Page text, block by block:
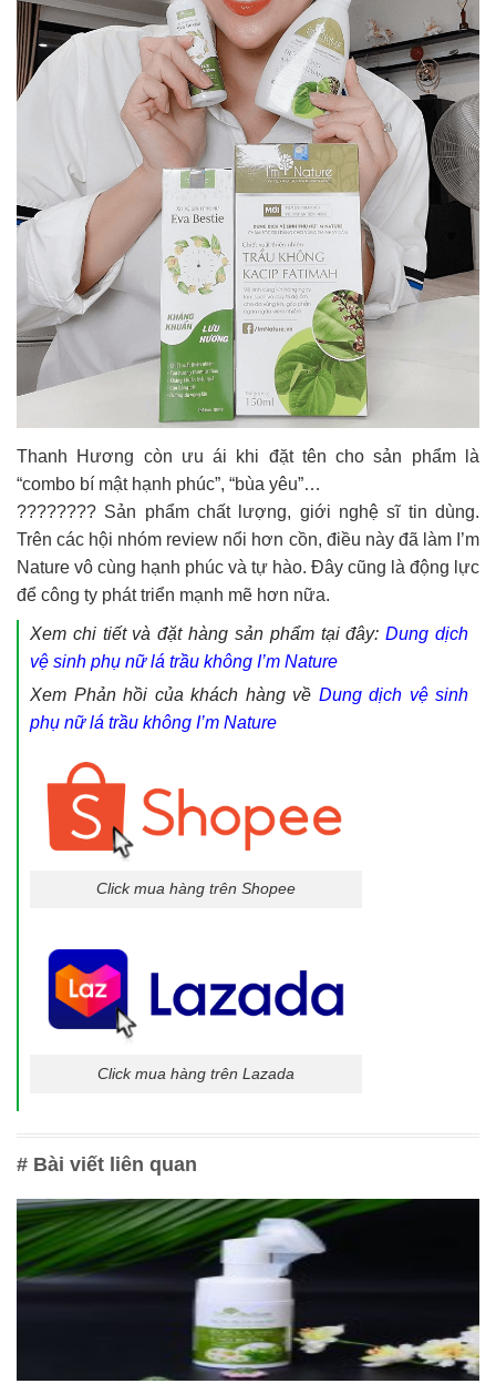
Thanh Hương còn ưu ái khi đặt tên cho sản phẩm là
“combo bí mật hạnh phúc”, “bùa yêu”…
???????? Sản phẩm chất lượng, giới nghệ sĩ tin dùng.
Trên các hội nhóm review nổi hơn cồn, điều này đã làm I’m
Nature vô cùng hạnh phúc và tự hào. Đây cũng là động lực
để công ty phát triển mạnh mẽ hơn nữa.
Xem chi tiết và đặt hàng sản phẩm tại đây: Dung dịch
vệ sinh phụ nữ lá trầu không I’m Nature
Xem Phản hồi của khách hàng về Dung dịch vệ sinh
phụ nữ lá trầu không I’m Nature
Click mua hàng trên Shopee
Click mua hàng trên Lazada
# Bài viết liên quan